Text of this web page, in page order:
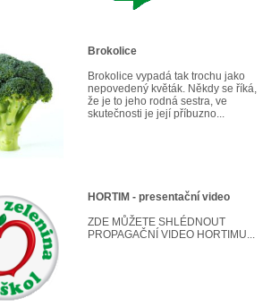
Brokolice
Brokolice vypadá tak trochu jako
nepovedený květák. Někdy se říká,
že je to jeho rodná sestra, ve
skutečnosti je její příbuzno...
HORTIM - presentační video
ZDE MŮŽETE SHLÉDNOUT
PROPAGAČNÍ VIDEO HORTIMU...